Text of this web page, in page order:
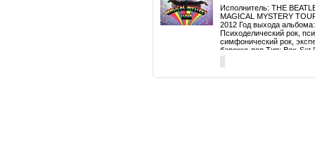
Исполнитель: THE
MAGICAL MYSTERY
2012 Год выхода
Психоделический рок,
симфонический рок,
барокко-поп Тип: Box-Set
45rpm 7" VINYL EPs